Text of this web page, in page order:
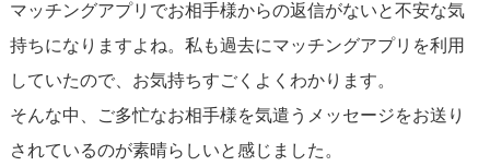
マッチングアプリでお相手様からの返信がないと不安な気
持ちになりますよね。私も過去にマッチングアプリを利用
していたので、お気持ちすごくよくわかります。
そんな中、ご多忙なお相手様を気遣うメッセージをお送り
されているのが素晴らしいと感じました。